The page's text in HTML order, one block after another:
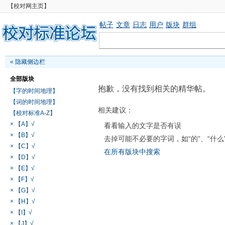
【校对网主页】
帖子 文章 日志 用户 版块 群组
« 隐藏侧边栏
全部版块
【字的时间地理】
【词的时间地理】
【校对标准A-Z】
× 【A】√
× 【B】√
× 【C】√
× 【D】√
× 【E】√
× 【F】√
× 【G】√
× 【H】√
× 【I】√
× 【J】√
抱歉，没有找到相关的精华帖。
相关建议：
看看输入的文字是否有误
去掉可能不必要的字词，如“的”、“什么
在所有版块中搜索